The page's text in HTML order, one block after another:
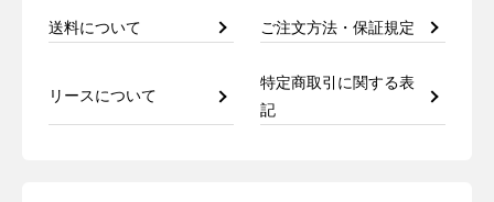
送料について ご注文方法・保証規定
リースについて
特定商取引に関する表
記